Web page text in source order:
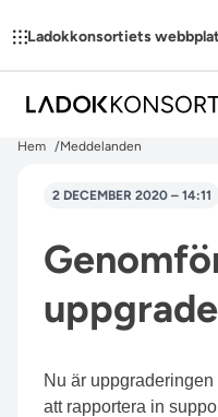
Ladokkonsortiets
Hem Meddelanden
2 DECEMBER 2020 – 14:11
Nu är
att rapportera in